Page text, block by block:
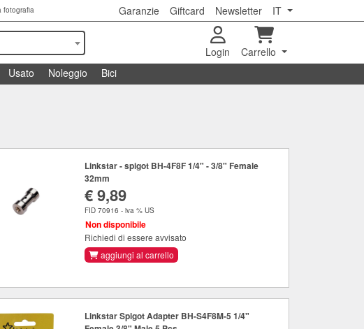
fotografia Garanzie Giftcard Newsletter IT
Login
Carrello
Usato Noleggio Bici
Linkstar - spigot BH-4F8F 1/4" - 3/8" Female
32mm
€ 9,89
FID 70916 - iva % US
Non disponibile
Richiedi di essere avvisato
aggiungi al carrello
Linkstar Spigot Adapter BH-S4F8M-5 1/4"